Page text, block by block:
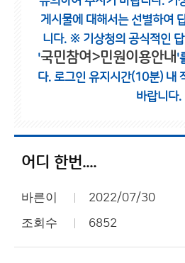
게시물에 대해서는 선별하여
니다. ※ 기상청의 공식적인
'국민참여>민원이용안내 '
다. 로그인 유지시간(10분) 내
바랍니다.
어디 한번....
바른이 2022/07/30
조회수 6852